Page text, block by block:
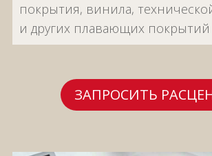
покрытия, винила,
и других плавающих покрытий
ЗАПРОСИТЬ